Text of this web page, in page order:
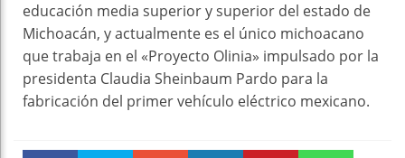
educación media superior y superior del estado de
Michoacán, y actualmente es el único michoacano
que trabaja en el «Proyecto Olinia» impulsado por la
presidenta Claudia Sheinbaum Pardo para la
fabricación del primer vehículo eléctrico mexicano.